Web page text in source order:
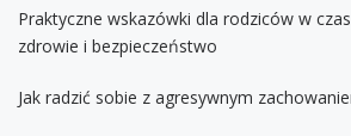
Praktyczne wskazówki dla rodziców w
zdrowie i bezpieczeństwo
Jak radzić sobie z agresywnym